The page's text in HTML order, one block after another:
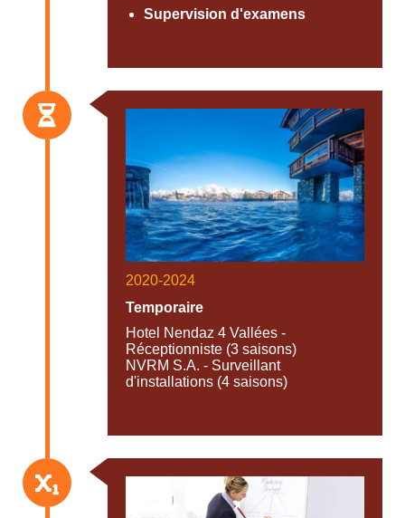
Supervision d'examens
2020-2024
Temporaire
Hotel Nendaz 4 Vallées -
Réceptionniste (3 saisons)
NVRM S.A. - Surveillant
d'installations (4 saisons)